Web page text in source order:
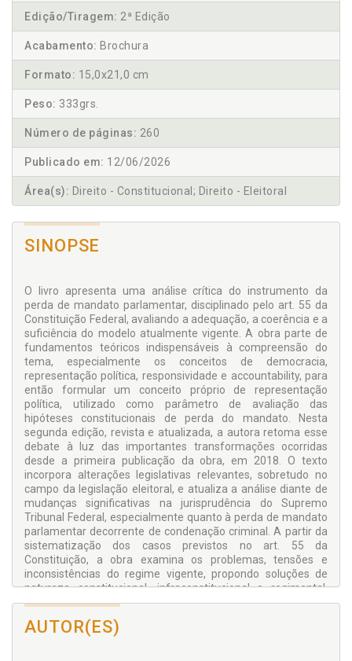
Edição/Tiragem: 2ª Edição
Acabamento: Brochura
Formato: 15,0x21,0 cm
Peso: 333grs.
Número de páginas: 260
Publicado em: 12/06/2026
Área(s): Direito - Constitucional; Direito - Eleitoral
SINOPSE
O livro apresenta uma análise crítica do instrumento da
perda de mandato parlamentar, disciplinado pelo art. 55 da
Constituição Federal, avaliando a adequação, a coerência e a
suficiência do modelo atualmente vigente. A obra parte de
fundamentos teóricos indispensáveis à compreensão do
tema, especialmente os conceitos de democracia,
representação política, responsividade e accountability, para
então formular um conceito próprio de representação
política, utilizado como parâmetro de avaliação das
hipóteses constitucionais de perda do mandato. Nesta
segunda edição, revista e atualizada, a autora retoma esse
debate à luz das importantes transformações ocorridas
desde a primeira publicação da obra, em 2018. O texto
incorpora alterações legislativas relevantes, sobretudo no
campo da legislação eleitoral, e atualiza a análise diante de
mudanças significativas na jurisprudência do Supremo
Tribunal Federal, especialmente quanto à perda de mandato
parlamentar decorrente de condenação criminal. A partir da
sistematização dos casos previstos no art. 55 da
Constituição, a obra examina os problemas, tensões e
inconsistências do regime vigente, propondo soluções de
natureza constitucional, infraconstitucional e regimental.
Entre as sugestões apresentadas, destacam-se a correção
de inconsistências pontuais, a restrição de algumas
hipóteses de responsabilização e, sobretudo, a criação de
AUTOR(ES)